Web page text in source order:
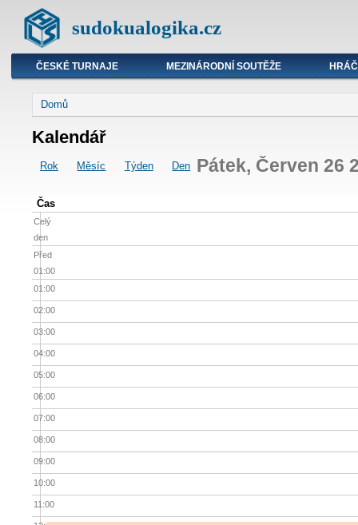
sudokualogika.cz
ČESKÉ TURNAJE MEZINÁRODNÍ SOUTĚŽE
Domů
Kalendář
Rok Měsíc Týden Den Pátek, Červen 26
Čas
Celý
den
Před
01:00
01:00
02:00
03:00
04:00
05:00
06:00
07:00
08:00
09:00
10:00
11:00